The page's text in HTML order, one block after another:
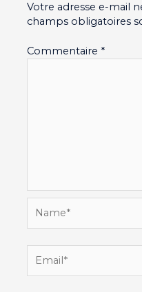
Votre adresse e-mail
champs obligatoires
Commentaire *